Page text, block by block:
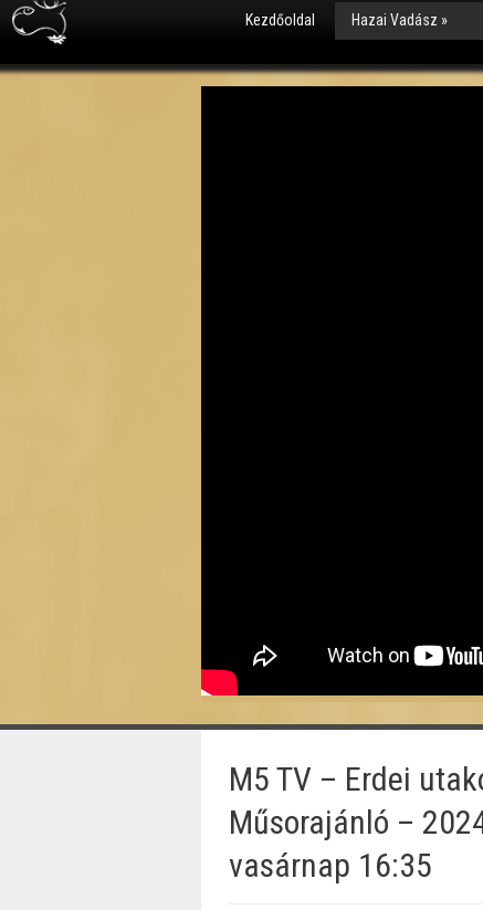
Kezdőoldal Hazai Vadász »
M5 TV – Erdei
Műsorajánló –
vasárnap 16:35